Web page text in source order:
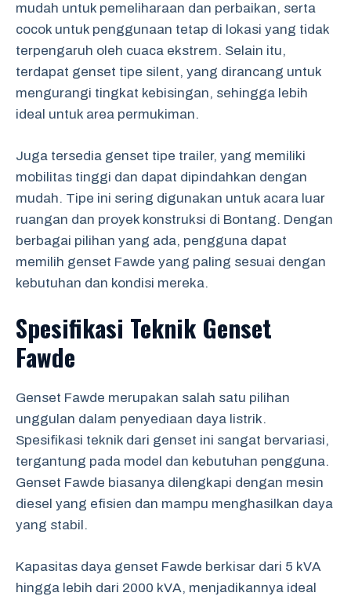
mudah untuk pemeliharaan dan perbaikan, serta
cocok untuk penggunaan tetap di lokasi yang tidak
terpengaruh oleh cuaca ekstrem. Selain itu,
terdapat genset tipe silent, yang dirancang untuk
mengurangi tingkat kebisingan, sehingga lebih
ideal untuk area permukiman.
Juga tersedia genset tipe trailer, yang memiliki
mobilitas tinggi dan dapat dipindahkan dengan
mudah. Tipe ini sering digunakan untuk acara luar
ruangan dan proyek konstruksi di Bontang. Dengan
berbagai pilihan yang ada, pengguna dapat
memilih genset Fawde yang paling sesuai dengan
kebutuhan dan kondisi mereka.
Spesifikasi Teknik Genset
Fawde
Genset Fawde merupakan salah satu pilihan
unggulan dalam penyediaan daya listrik.
Spesifikasi teknik dari genset ini sangat bervariasi,
tergantung pada model dan kebutuhan pengguna.
Genset Fawde biasanya dilengkapi dengan mesin
diesel yang efisien dan mampu menghasilkan daya
yang stabil.
Kapasitas daya genset Fawde berkisar dari 5 kVA
hingga lebih dari 2000 kVA, menjadikannya ideal